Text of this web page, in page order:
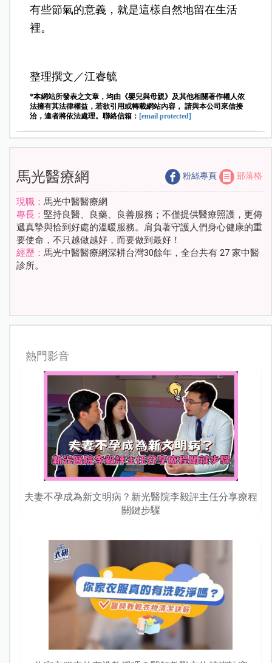
有些節氣的意義，就是這樣自然地留在生活
裡。
整理撰文／江睿毓
*本網站所發表之文章，均由《嬰兒與母親》及其他相關著作權人依
法擁有其法律權益，若欲引用或轉載網站內容， 請與本公司來信接
洽，違者將依法處理。聯絡信箱： [email protected]
馬光醫療網 粉絲專頁 部落格
現職： 馬光中醫醫療網
專長： 堅持良醫、良藥、良善服務；不僅提供醫療照護，更傳
遞真摯與恰到好處的溫暖服務。肩負著守護人們身心健康的重
要使命，不只越做越好，而要做到最好！
經歷： 馬光中醫醫療網深耕台灣30餘年，全台共有 27 家中醫
診所。
熱門影音
夫妻不孕成為新文明病？新光醫院李毅評主任分享療程
關鍵步驟